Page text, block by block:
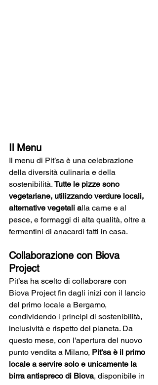
Il Menu
Il menu di Pit’sa è una celebrazione
della diversità culinaria e della
sostenibilità. Tutte le pizze sono
vegetariane, utilizzando verdure locali,
alternative vegetali alla carne e al
pesce, e formaggi di alta qualità, oltre a
fermentini di anacardi fatti in casa.
Collaborazione con Biova
Project
Pit’sa ha scelto di collaborare con
Biova Project fin dagli inizi con il lancio
del primo locale a Bergamo,
condividendo i principi di sostenibilità,
inclusività e rispetto del pianeta. Da
questo mese, con l'apertura del nuovo
punto vendita a Milano, Pit’sa è il primo
locale a servire solo e unicamente la
birra antispreco di Biova, disponibile in